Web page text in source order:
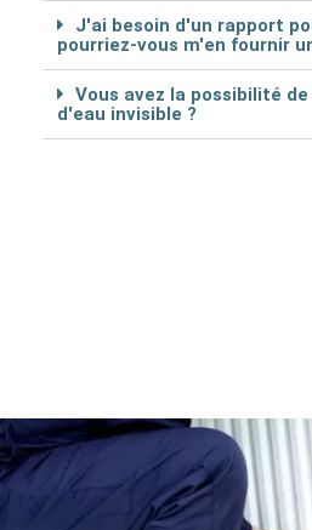
J'ai besoin d'un rapport
pourriez-vous m'en fournir
Vous avez la possibilité
d'eau invisible ?